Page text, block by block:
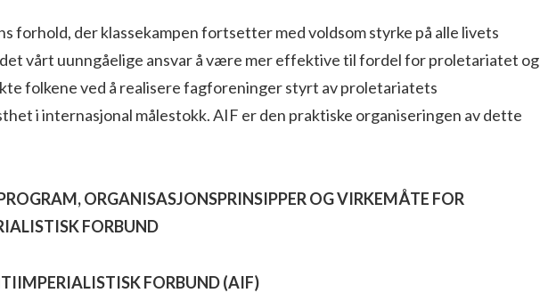
forhold, der klassekampen fortsetter med voldsom styrke på alle livets
vårt uunngåelige ansvar å være mer effektive til fordel for proletariatet og
folkene ved å realisere fagforeninger styrt av proletariatets
i internasjonal målestokk. AIF er den praktiske organiseringen av dette
ORGANISASJONSPRINSIPPER OG VIRKEMÅTE FOR
FORBUND
FORBUND (AIF)